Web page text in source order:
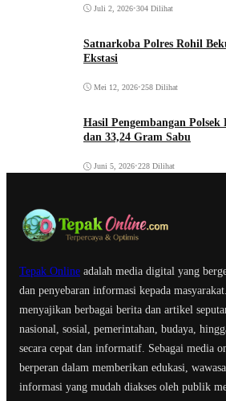
Juli 2, 2026•304 Dilihat
Satnarkoba Polres Rohil
Ekstasi
Mei 12, 2026•258 Dilihat
Hasil Pengembangan
dan 33,24 Gram Sabu
Juni 5, 2026•228 Dilihat
Tepak Online adalah media digital yang
dan penyebaran informasi kepada
menyajikan berbagai berita dan artikel
nasional, sosial, pemerintahan, budaya,
secara cepat dan informatif. Sebagai media
berperan dalam memberikan edukasi,
informasi yang mudah diakses oleh publik